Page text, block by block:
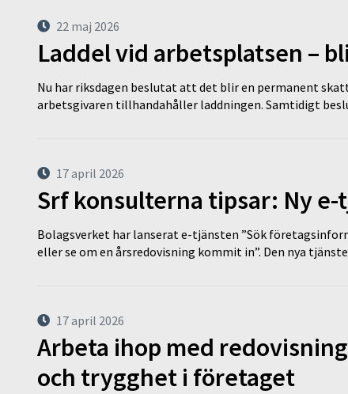
22 maj 2026
Laddel vid arbetsplatsen –
Nu har riksdagen beslutat att det blir en permanent
arbetsgivaren tillhandahåller laddningen. Samtidigt
17 april 2026
Srf konsulterna tipsar: Ny
Bolagsverket har lanserat e-tjänsten ”Sök
eller se om en årsredovisning kommit in”. Den nya
17 april 2026
Arbeta ihop med
och trygghet i företaget